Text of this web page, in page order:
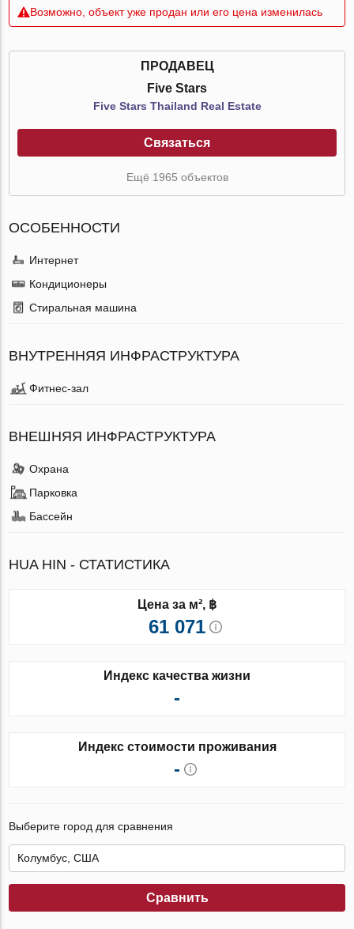
Возможно, объект уже продан или его цена изменилась
ПРОДАВЕЦ
Five Stars
Five Stars Thailand Real Estate
Связаться
Ещё 1965 объектов
ОСОБЕННОСТИ
Интернет
Кондиционеры
Стиральная машина
ВНУТРЕННЯЯ ИНФРАСТРУКТУРА
Фитнес-зал
ВНЕШНЯЯ ИНФРАСТРУКТУРА
Охрана
Парковка
Бассейн
HUA HIN - СТАТИСТИКА
Цена за м², ฿
61 071
Индекс качества жизни
-
Индекс стоимости проживания
-
Выберите город для сравнения
Сравнить